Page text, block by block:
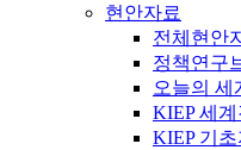
현안자료
전체현안
정책연구
오늘의 세
KIEP 세
KIEP 기초